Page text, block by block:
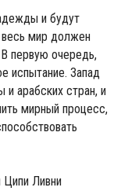
и будут
мир должен
первую очередь,
испытание. Запад
и арабских стран, и
мирный процесс,
Ципи Ливни